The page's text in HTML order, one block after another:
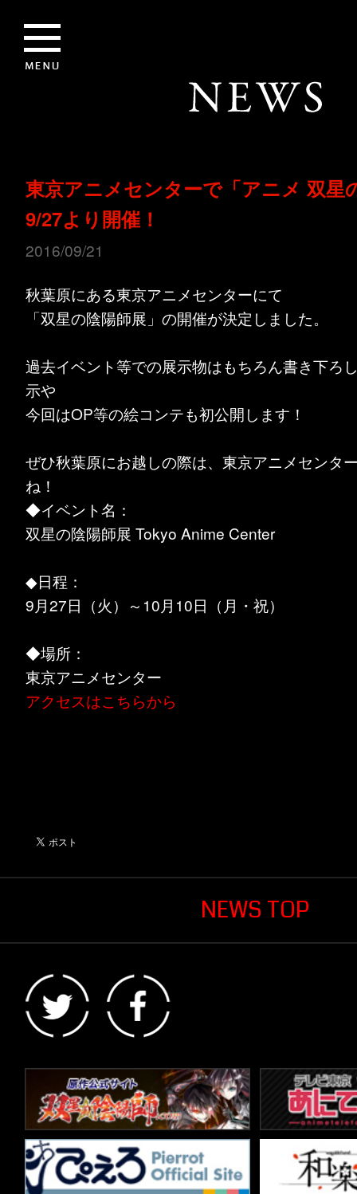
東京アニメセンターで「アニメ 双星
9/27より開催！
2016/09/21
秋葉原にある東京アニメセンターにて
「双星の陰陽師展」の開催が決定しました。
過去イベント等での展示物はもちろん書き下ろ
示や
今回はOP等の絵コンテも初公開します！
ぜひ秋葉原にお越しの際は、東京アニメセンタ
ね！
◆イベント名：
双星の陰陽師展 Tokyo Anime Center
◆日程：
9月27日（火）～10月10日（月・祝）
◆場所：
東京アニメセンター
アクセスはこちらから
NEWS TOP